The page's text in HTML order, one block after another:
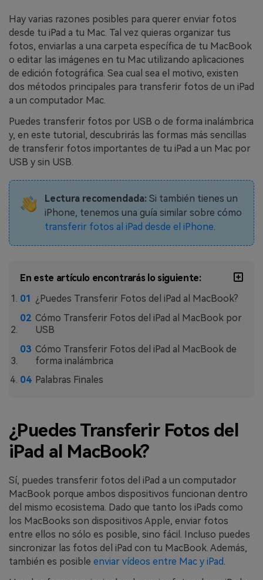
Transferencia de Datos de un
Celular a Otro
Transfiere contactos, fotos, música,
videos, SMS y otros tipos de
archivos de un teléfono a otro y a la
Apps
WhatsApp Business sin restablecer los
valores de fábrica.
Transfiere datos del teléfono, de
WhatsApp y archivos entre dispositivos
WeLastseen te tiene al tanto de todo
Hay varias razones posibles para querer enviar fotos
desde tu iPad a tu Mac. Tal vez quieras organizar tus
fotos, enviarlas a una carpeta específica de tu MacBook
o editar las imágenes en tu Mac utilizando aplicaciones
de edición fotográfica. Sea cual sea el motivo, existen
dos métodos principales para transferir fotos de un iPad
a un computador Mac.
Puedes transferir fotos por USB o de forma inalámbrica
y, en este tutorial, descubrirás las formas más sencillas
de transferir fotos importantes de tu iPad a un Mac por
USB y sin USB.
Lectura recomendada:Si también tienes un
iPhone, tenemos una guía similar sobre cómo
transferir fotos al iPad desde el iPhone.
En este artículo encontrarás lo siguiente:
¿Puedes Transferir Fotos del iPad al MacBook?
Cómo Transferir Fotos del iPad al MacBook por
USB
Cómo Transferir Fotos del iPad al MacBook de
forma inalámbrica
Palabras Finales
¿Puedes Transferir Fotos del
iPad al MacBook?
Sí, puedes transferir fotos del iPad a un computador
MacBook porque ambos dispositivos funcionan dentro
del mismo ecosistema. Dado que tanto los iPads como
los MacBooks son dispositivos Apple, enviar fotos
entre ellos no sólo es posible, sino fácil. Incluso puedes
sincronizar las fotos del iPad con tu MacBook. Además,
también es posible enviar vídeos entre Mac y iPad.